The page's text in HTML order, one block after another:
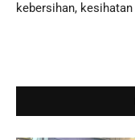
kebersihan, kesihatan